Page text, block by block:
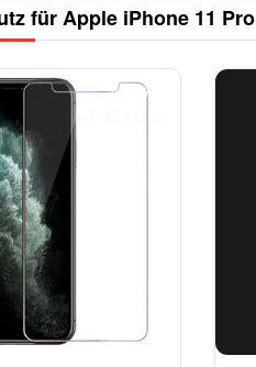
für Apple iPhone 11 Pro
-17%